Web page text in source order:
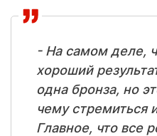
- На самом деле,
хороший
одна бронза, но
чему стремиться
Главное, что все